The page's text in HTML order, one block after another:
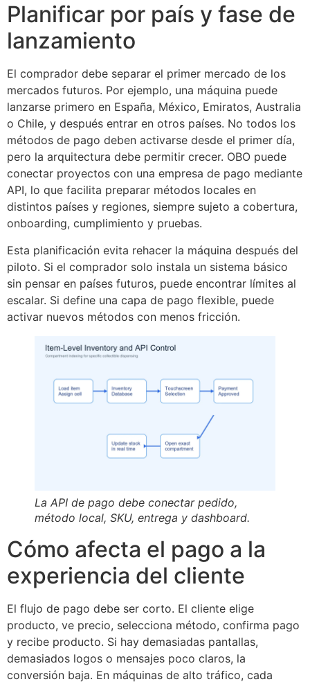
Planificar por país y fase de
lanzamiento
El comprador debe separar el primer mercado de los
mercados futuros. Por ejemplo, una máquina puede
lanzarse primero en España, México, Emiratos, Australia
o Chile, y después entrar en otros países. No todos los
métodos de pago deben activarse desde el primer día,
pero la arquitectura debe permitir crecer. OBO puede
conectar proyectos con una empresa de pago mediante
API, lo que facilita preparar métodos locales en
distintos países y regiones, siempre sujeto a cobertura,
onboarding, cumplimiento y pruebas.
Esta planificación evita rehacer la máquina después del
piloto. Si el comprador solo instala un sistema básico
sin pensar en países futuros, puede encontrar límites al
escalar. Si define una capa de pago flexible, puede
activar nuevos métodos con menos fricción.
La API de pago debe conectar pedido,
método local, SKU, entrega y dashboard.
Cómo afecta el pago a la
experiencia del cliente
El flujo de pago debe ser corto. El cliente elige
producto, ve precio, selecciona método, confirma pago
y recibe producto. Si hay demasiadas pantallas,
demasiados logos o mensajes poco claros, la
conversión baja. En máquinas de alto tráfico, cada